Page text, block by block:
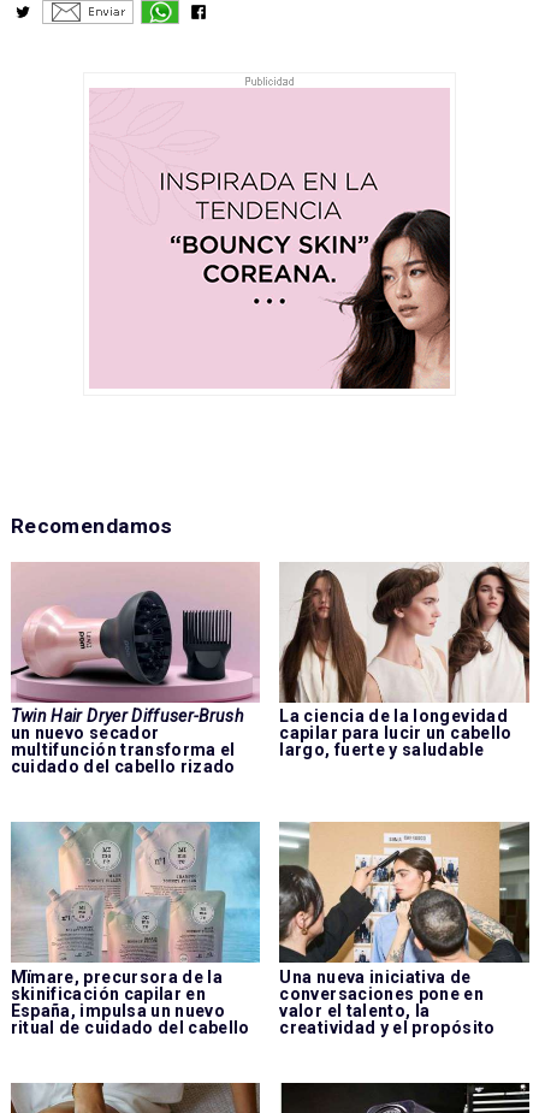
Recomendamos
Twin Hair Dryer Diffuser-Brush
un nuevo secador
multifunción transforma el
cuidado del cabello rizado
La ciencia de la longevidad
capilar para lucir un cabello
largo, fuerte y saludable
Mïmare, precursora de la
skinificación capilar en
España, impulsa un nuevo
ritual de cuidado del cabello
Una nueva iniciativa de
conversaciones pone en
valor el talento, la
creatividad y el propósito